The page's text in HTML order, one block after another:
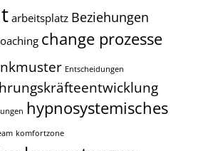
arbeitsplatz Beziehungen
change prozesse
Entscheidungen
hypnosystemisches
komfortzone